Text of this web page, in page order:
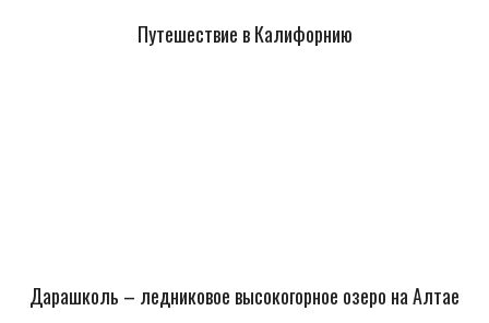
Путешествие в Калифорнию
Дарашколь – ледниковое высокогорное озеро на Алтае